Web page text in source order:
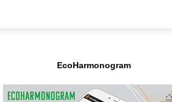
EcoHarmonogram